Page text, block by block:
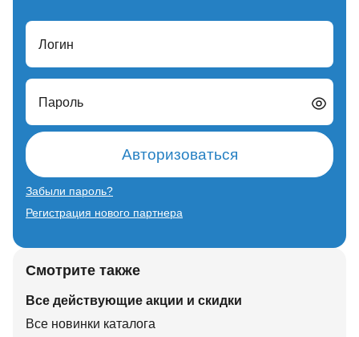
Логин
Пароль
Авторизоваться
Забыли пароль?
Регистрация нового партнера
Смотрите также
Все действующие акции и скидки
Все новинки каталога